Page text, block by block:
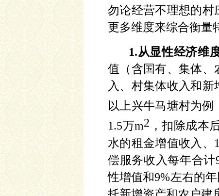
勿论经营不理想的村
更多维度来综合衡量
1.从显性经济维
值（含国有、集体、
入、村集体收入和新
以上兴牛马塘村为例
1.5万m2 ，扣除成本
水的租金增值收入、
偿服务收入每年合计
性增值和9%左右的